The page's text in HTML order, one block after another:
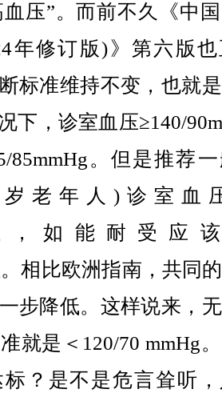
血压”。而前不久《中
年修订版)》第六版
标准维持不变，也就
下，诊室血压≥140/
85mmHg。但是推荐
岁老年人)诊室血
，如能耐受应
。相比欧洲指南，共同
步降低。这样说来，
就是＜120/70 mmHg
标？是不是危言耸听